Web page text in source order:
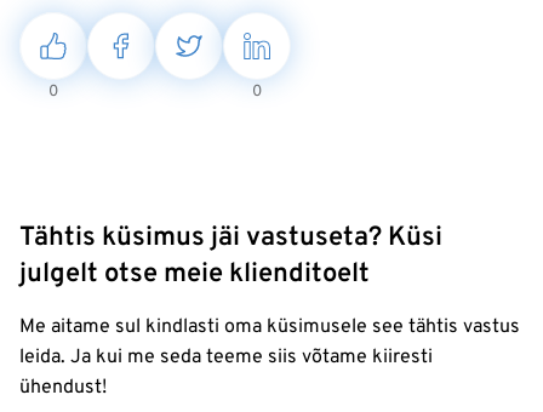
0 0
Tähtis küsimus jäi vastuseta? Küsi
julgelt otse meie klienditoelt
Me aitame sul kindlasti oma küsimusele see tähtis vastus
leida. Ja kui me seda teeme siis võtame kiiresti
ühendust!